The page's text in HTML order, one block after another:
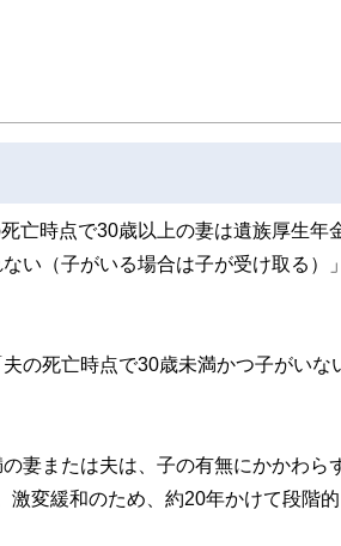
亡時点で30歳以上の妻は遺族厚生年
い（子がいる場合は子が受け取る）
の死亡時点で30歳未満かつ子がいな
妻または夫は、子の有無にかかわら
激変緩和のため、約20年かけて段階